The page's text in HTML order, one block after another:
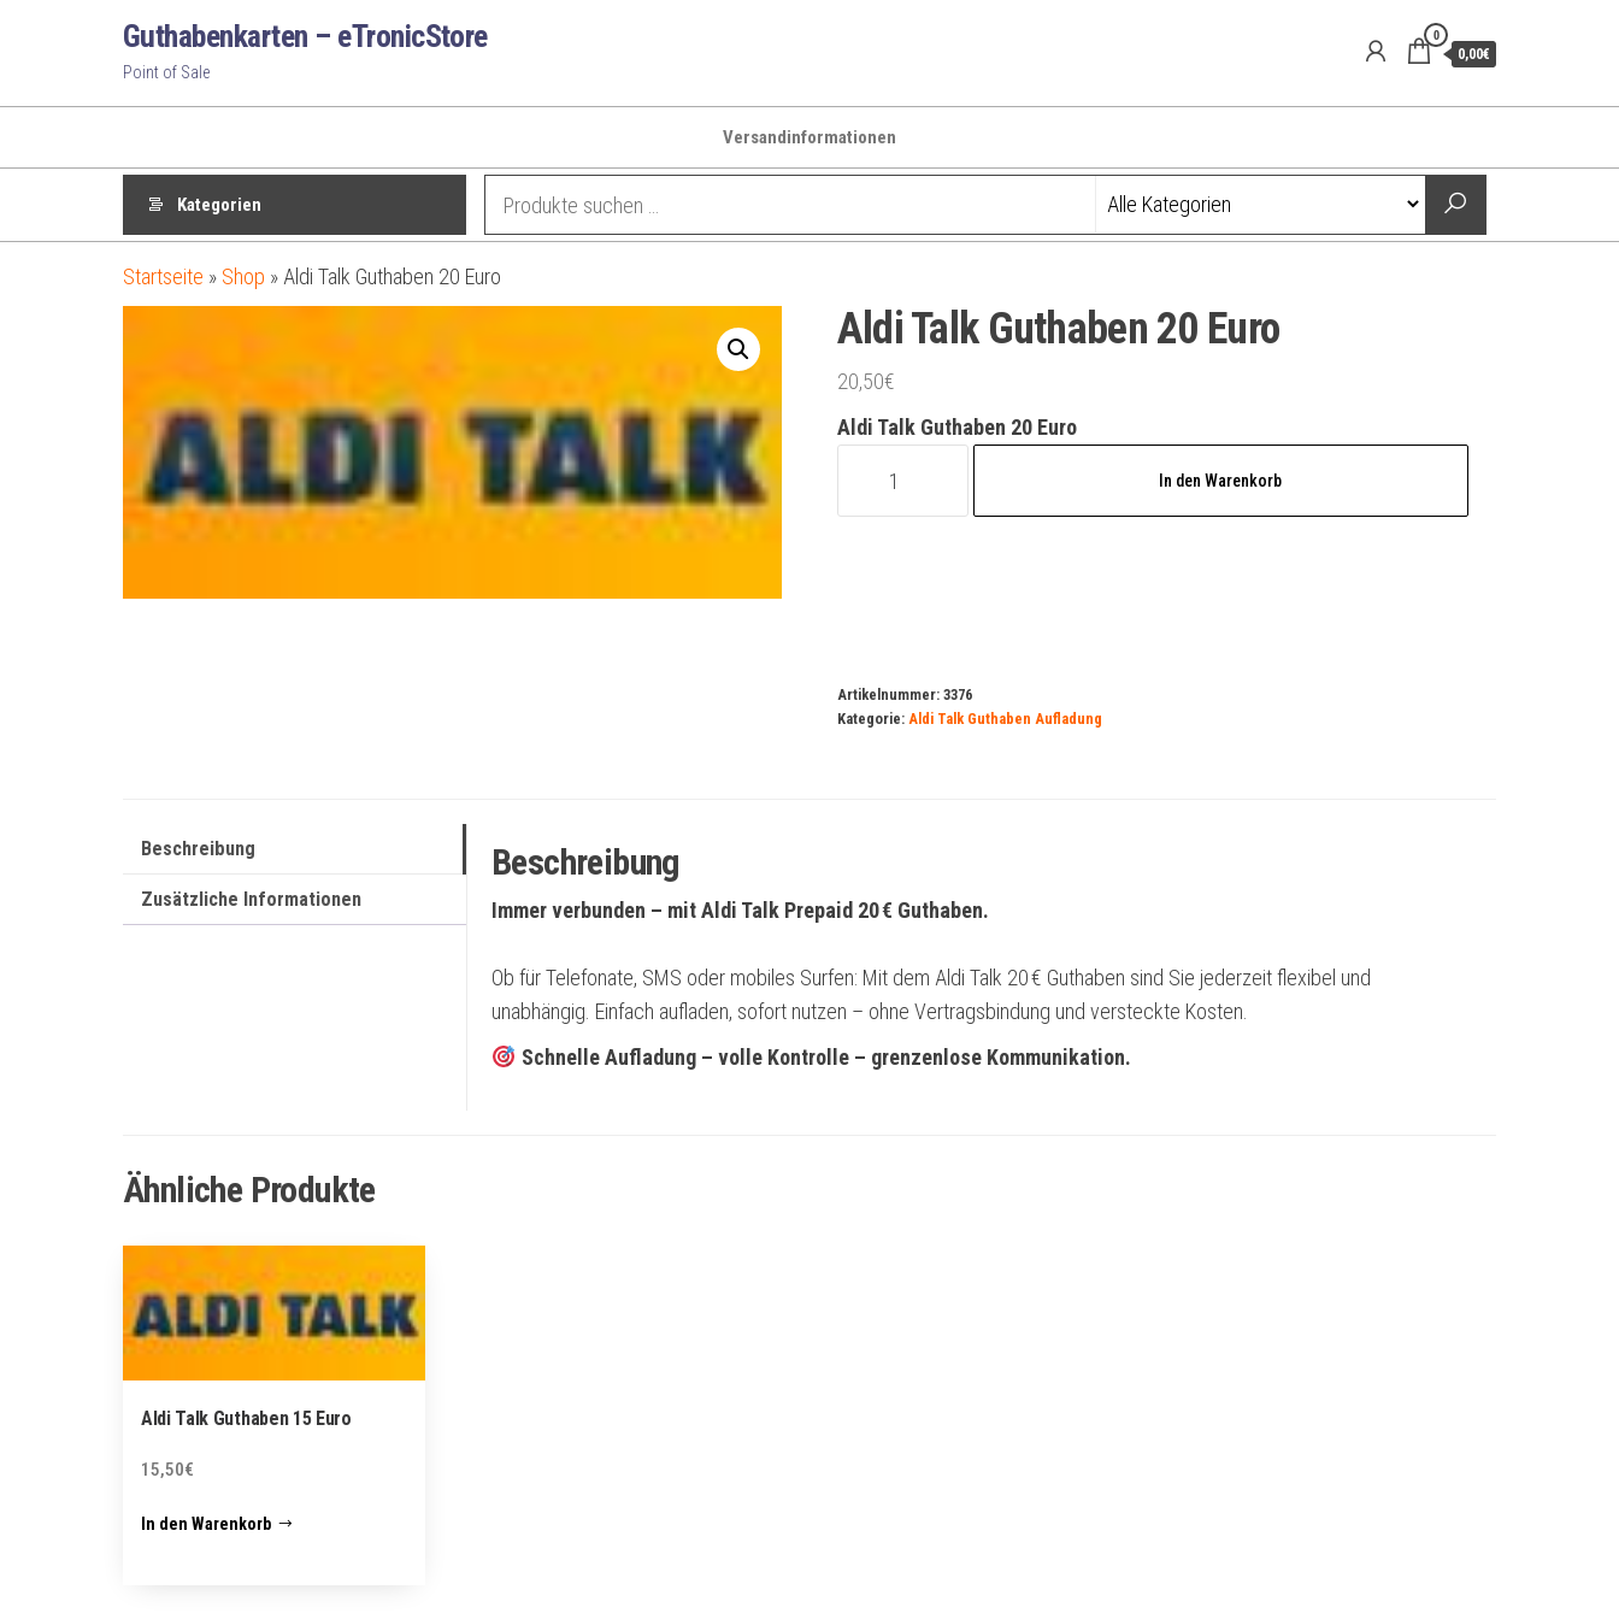
Guthabenkarten – eTronicStore
Point of Sale
0
0,00€
Versandinformationen
Kategorien
Startseite » Shop » Aldi Talk Guthaben 20 Euro
Aldi Talk Guthaben 20 Euro
20,50€
Aldi Talk Guthaben 20 Euro
In den Warenkorb
Artikelnummer: 3376
Kategorie: Aldi Talk Guthaben Aufladung
Beschreibung
Zusätzliche Informationen
Beschreibung
Immer verbunden – mit Aldi Talk Prepaid 20 € Guthaben.
Ob für Telefonate, SMS oder mobiles Surfen: Mit dem Aldi Talk 20 € Guthaben sind Sie jederzeit flexibel und
unabhängig. Einfach aufladen, sofort nutzen – ohne Vertragsbindung und versteckte Kosten.
Schnelle Aufladung – volle Kontrolle – grenzenlose Kommunikation.
Ähnliche Produkte
Aldi Talk Guthaben 15 Euro
15,50€
In den Warenkorb